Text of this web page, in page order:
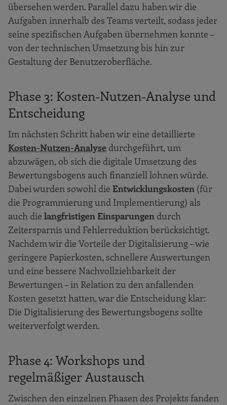
übersehen werden. Parallel dazu haben wir die
Aufgaben innerhalb des Teams verteilt, sodass jeder
seine spezifischen Aufgaben übernehmen konnte –
von der technischen Umsetzung bis hin zur
Gestaltung der Benutzeroberfläche.
Phase 3: Kosten-Nutzen-Analyse und
Entscheidung
Im nächsten Schritt haben wir eine detaillierte
Kosten-Nutzen-Analyse durchgeführt, um
abzuwägen, ob sich die digitale Umsetzung des
Bewertungsbogens auch finanziell lohnen würde.
Dabei wurden sowohl die Entwicklungskosten (für
die Programmierung und Implementierung) als
auch die langfristigen Einsparungen durch
Zeitersparnis und Fehlerreduktion berücksichtigt.
Nachdem wir die Vorteile der Digitalisierung – wie
geringere Papierkosten, schnellere Auswertungen
und eine bessere Nachvollziehbarkeit der
Bewertungen – in Relation zu den anfallenden
Kosten gesetzt hatten, war die Entscheidung klar:
Die Digitalisierung des Bewertungsbogens sollte
weiterverfolgt werden.
Phase 4: Workshops und
regelmäßiger Austausch
Zwischen den einzelnen Phasen des Projekts fanden